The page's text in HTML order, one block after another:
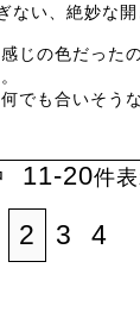
ない、絶妙な
じの色だった
でも合いそう
11-20件
2 3 4